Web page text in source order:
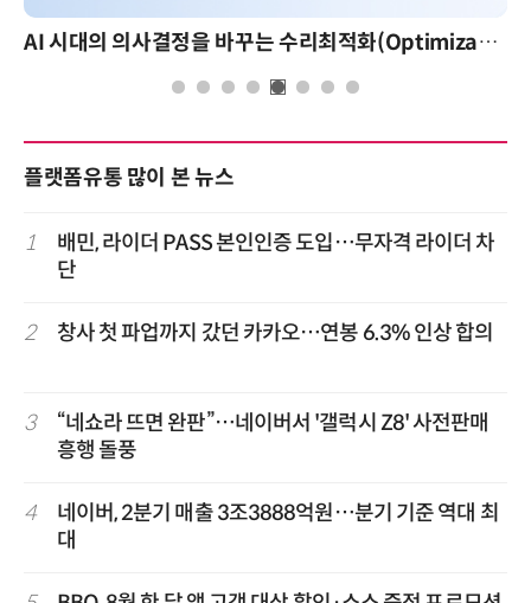
AI 시대의 의사결정을 바꾸는 수리최적화(Optimization): 실제 산업 적용 사례와 활용 전략
플랫폼유통 많이 본 뉴스
1
배민, 라이더 PASS 본인인증 도입…무자격 라이더 차
단
2 창사 첫 파업까지 갔던 카카오…연봉 6.3% 인상 합의
3
“네쇼라 뜨면 완판”…네이버서 '갤럭시 Z8' 사전판매
흥행 돌풍
4
네이버, 2분기 매출 3조3888억원…분기 기준 역대 최
대